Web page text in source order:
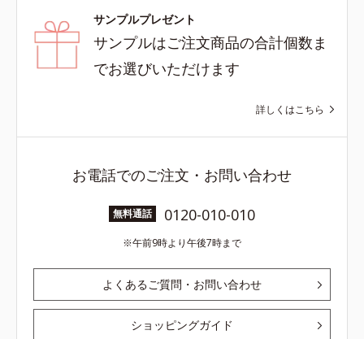
サンプルプレゼント
サンプルはご注文商品の合計個数ま
でお選びいただけます
詳しくはこちら
お電話でのご注文・お問い合わせ
無料通話 0120-010-010
午前9時より午後7時まで
よくあるご質問・お問い合わせ
ショッピングガイド